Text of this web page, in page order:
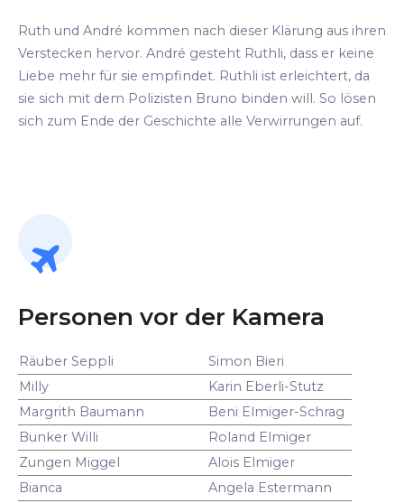
Ruth und André kommen nach dieser Klärung aus ihren
Verstecken hervor. André gesteht Ruthli, dass er keine
Liebe mehr für sie empfindet. Ruthli ist erleichtert, da
sie sich mit dem Polizisten Bruno binden will. So lösen
sich zum Ende der Geschichte alle Verwirrungen auf.
Personen vor der Kamera
Räuber Seppli
Simon Bieri
Milly
Karin Eberli-Stutz
Margrith Baumann
Beni Elmiger-Schrag
Bunker Willi
Roland Elmiger
Zungen Miggel
Alois Elmiger
Bianca
Angela Estermann